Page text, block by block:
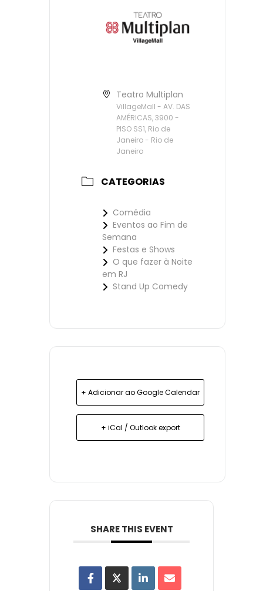
Teatro Multiplan
VillageMall - AV. DAS
AMÉRICAS, 3900 -
PISO SS1, Rio de
Janeiro - Rio de
Janeiro
CATEGORIAS
Comédia
Eventos ao Fim de
Semana
Festas e Shows
O que fazer à Noite
em RJ
Stand Up Comedy
+ Adicionar ao Google Calendar
+ iCal / Outlook export
SHARE THIS EVENT